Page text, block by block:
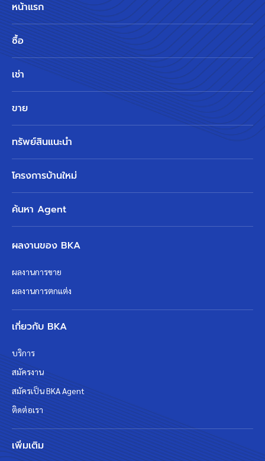
หน้าแรก
ซื้อ
เช่า
ขาย
ทรัพย์สินแนะนำ
โครงการบ้านใหม่
ค้นหา Agent
ผลงานของ BKA
ผลงานการขาย
ผลงานการตกแต่ง
เกี่ยวกับ BKA
บริการ
สมัครงาน
สมัครเป็น BKA Agent
ติดต่อเรา
เพิ่มเติม